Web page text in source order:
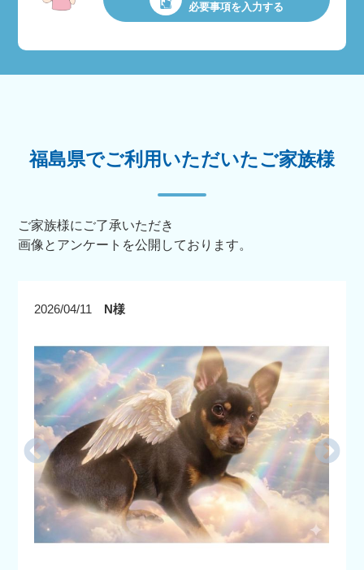
必要事項を入力する
福島県でご利用いただいたご家族様
ご家族様にご了承いただき
画像とアンケートを公開しております。
2026/04/11 N様